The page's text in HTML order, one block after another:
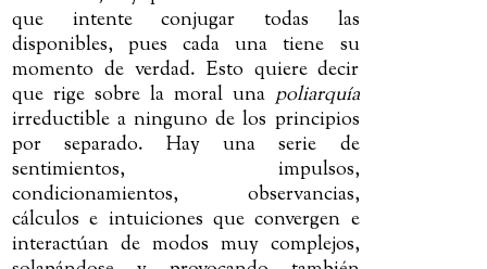
que intente conjugar todas las
disponibles, pues cada una tiene su
momento de verdad. Esto quiere decir
que rige sobre la moral una poliarquía
irreductible a ninguno de los principios
por separado. Hay una serie de
sentimientos, impulsos,
condicionamientos, observancias,
cálculos e intuiciones que convergen e
interactúan de modos muy complejos,